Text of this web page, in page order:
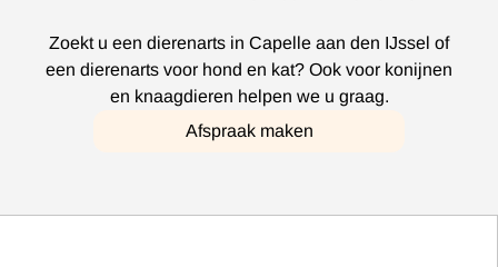
Zoekt u een dierenarts in Capelle aan den IJssel of
een dierenarts voor hond en kat? Ook voor konijnen
en knaagdieren helpen we u graag.
Afspraak maken